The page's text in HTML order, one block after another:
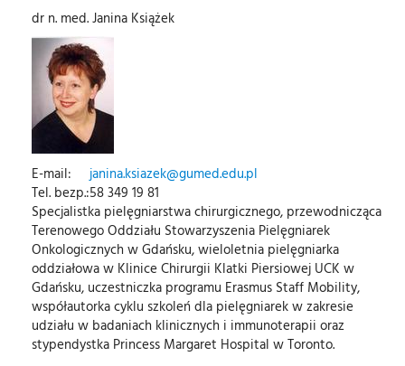
dr n. med. Janina Książek
E-mail:
janina.ksiazek@gumed.edu.pl
Tel. bezp.:58 349 19 81
Specjalistka pielęgniarstwa chirurgicznego, przewodnicząca
Terenowego Oddziału Stowarzyszenia Pielęgniarek
Onkologicznych w Gdańsku, wieloletnia pielęgniarka
oddziałowa w Klinice Chirurgii Klatki Piersiowej UCK w
Gdańsku, uczestniczka programu Erasmus Staff Mobility,
współautorka cyklu szkoleń dla pielęgniarek w zakresie
udziału w badaniach klinicznych i immunoterapii oraz
stypendystka Princess Margaret Hospital w Toronto.